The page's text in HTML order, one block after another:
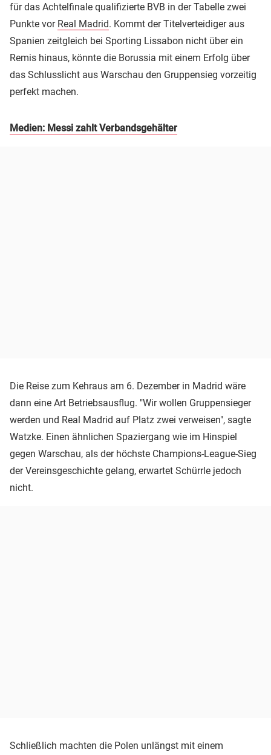
für das Achtelfinale qualifizierte BVB in der Tabelle zwei
Punkte vor Real Madrid. Kommt der Titelverteidiger aus
Spanien zeitgleich bei Sporting Lissabon nicht über ein
Remis hinaus, könnte die Borussia mit einem Erfolg über
das Schlusslicht aus Warschau den Gruppensieg vorzeitig
perfekt machen.
Medien: Messi zahlt Verbandsgehälter
Die Reise zum Kehraus am 6. Dezember in Madrid wäre
dann eine Art Betriebsausflug. "Wir wollen Gruppensieger
werden und Real Madrid auf Platz zwei verweisen", sagte
Watzke. Einen ähnlichen Spaziergang wie im Hinspiel
gegen Warschau, als der höchste Champions-League-Sieg
der Vereinsgeschichte gelang, erwartet Schürrle jedoch
nicht.
Schließlich machten die Polen unlängst mit einem